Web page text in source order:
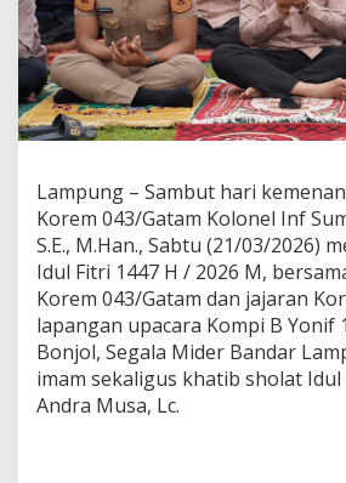
D
a
n
r
e
m
T
n
a
i
k
a
n
S
h
o
l
Lampung – Sambut hari
Korem 043/Gatam Kolonel Inf
S.E., M.Han., Sabtu (21/03/2026)
Idul Fitri 1447 H / 2026 M,
Korem 043/Gatam dan jajaran
lapangan upacara Kompi B Yonif
Bonjol, Segala Mider Bandar
imam sekaligus khatib sholat Idul
Andra Musa, Lc.